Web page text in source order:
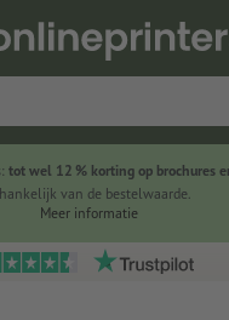
tot wel 12 % korting op brochures
van de bestelwaarde.
Meer informatie